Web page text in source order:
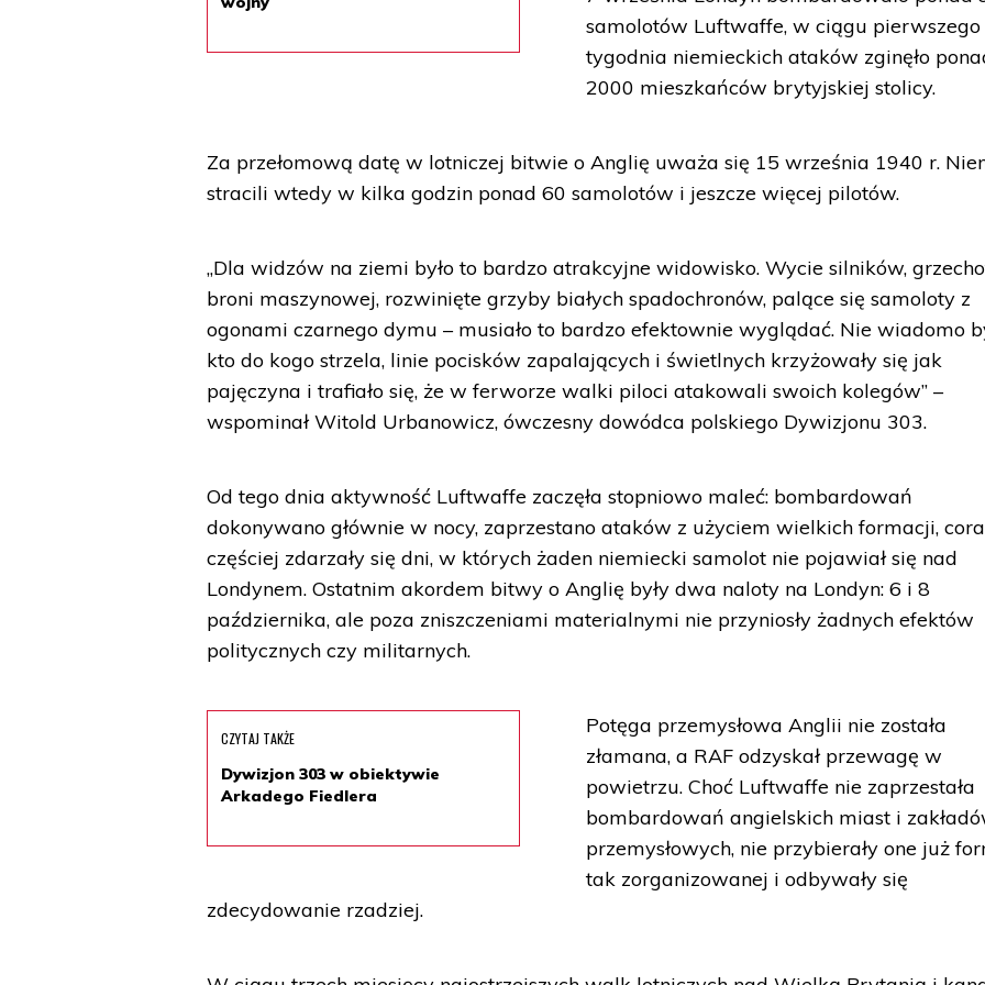
samolotów Luftwaffe, w ciągu pierwszego
tygodnia niemieckich ataków zginęło
2000 mieszkańców brytyjskiej stolicy.
Za przełomową datę w lotniczej bitwie o Anglię uważa się 15 września 1940 r.
stracili wtedy w kilka godzin ponad 60 samolotów i jeszcze więcej pilotów.
„Dla widzów na ziemi było to bardzo atrakcyjne widowisko. Wycie silników,
broni maszynowej, rozwinięte grzyby białych spadochronów, palące się samoloty z
ogonami czarnego dymu – musiało to bardzo efektownie wyglądać. Nie wiadomo
kto do kogo strzela, linie pocisków zapalających i świetlnych krzyżowały się jak
pajęczyna i trafiało się, że w ferworze walki piloci atakowali swoich kolegów” –
wspominał Witold Urbanowicz, ówczesny dowódca polskiego Dywizjonu 303.
Od tego dnia aktywność Luftwaffe zaczęła stopniowo maleć: bombardowań
dokonywano głównie w nocy, zaprzestano ataków z użyciem wielkich formacji,
częściej zdarzały się dni, w których żaden niemiecki samolot nie pojawiał się nad
Londynem. Ostatnim akordem bitwy o Anglię były dwa naloty na Londyn: 6 i 8
października, ale poza zniszczeniami materialnymi nie przyniosły żadnych efektów
politycznych czy militarnych.
CZYTAJ TAKŻE
Dywizjon 303 w obiektywie
Arkadego Fiedlera
Potęga przemysłowa Anglii nie została
złamana, a RAF odzyskał przewagę w
powietrzu. Choć Luftwaffe nie zaprzestała
bombardowań angielskich miast i
przemysłowych, nie przybierały one już
tak zorganizowanej i odbywały się
zdecydowanie rzadziej.